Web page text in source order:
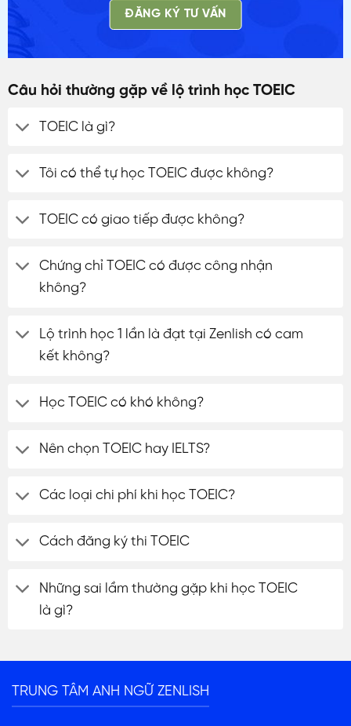
ĐĂNG KÝ TƯ VẤN
Câu hỏi thường gặp về lộ trình học TOEIC
TOEIC là gì?
Tôi có thể tự học TOEIC được không?
TOEIC có giao tiếp được không?
Chứng chỉ TOEIC có được công nhận
không?
Lộ trình học 1 lần là đạt tại Zenlish có cam
kết không?
Học TOEIC có khó không?
Nên chọn TOEIC hay IELTS?
Các loại chi phí khi học TOEIC?
Cách đăng ký thi TOEIC
Những sai lầm thường gặp khi học TOEIC
là gì?
TRUNG TÂM ANH NGỮ ZENLISH